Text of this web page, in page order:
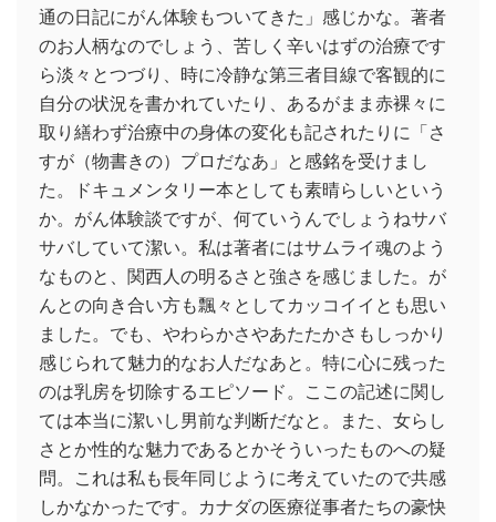
通の日記にがん体験もついてきた」感じかな。著者
のお人柄なのでしょう、苦しく辛いはずの治療です
ら淡々とつづり、時に冷静な第三者目線で客観的に
自分の状況を書かれていたり、あるがまま赤裸々に
取り繕わず治療中の身体の変化も記されたりに「さ
すが（物書きの）プロだなあ」と感銘を受けまし
た。ドキュメンタリー本としても素晴らしいという
か。がん体験談ですが、何ていうんでしょうねサバ
サバしていて潔い。私は著者にはサムライ魂のよう
なものと、関西人の明るさと強さを感じました。が
んとの向き合い方も飄々としてカッコイイとも思い
ました。でも、やわらかさやあたたかさもしっかり
感じられて魅力的なお人だなあと。特に心に残った
のは乳房を切除するエピソード。ここの記述に関し
ては本当に潔いし男前な判断だなと。また、女らし
さとか性的な魅力であるとかそういったものへの疑
問。これは私も長年同じように考えていたので共感
しかなかったです。カナダの医療従事者たちの豪快